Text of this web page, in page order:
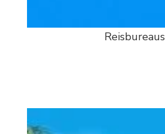
Reisbureaus